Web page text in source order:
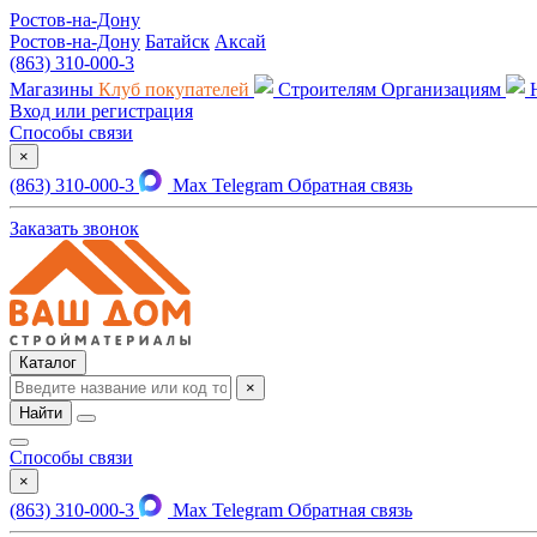
Ростов-на-Дону
Ростов-на-Дону Батайск Аксай
(863) 310-000-3
Магазины Клуб покупателей Строителям Организациям
Вход или регистрация
Способы связи
×
(863) 310-000-3 Max Telegram Обратная связь
Заказать звонок
Каталог
×
Найти
Способы связи
×
(863) 310-000-3 Max Telegram Обратная связь